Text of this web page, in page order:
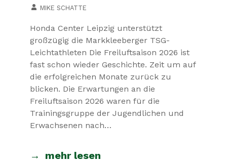
MIKE SCHATTE
Honda Center Leipzig unterstützt
großzügig die Markkleeberger TSG-
Leichtathleten Die Freiluftsaison 2026 ist
fast schon wieder Geschichte. Zeit um auf
die erfolgreichen Monate zurück zu
blicken. Die Erwartungen an die
Freiluftsaison 2026 waren für die
Trainingsgruppe der Jugendlichen und
Erwachsenen nach…
mehr lesen